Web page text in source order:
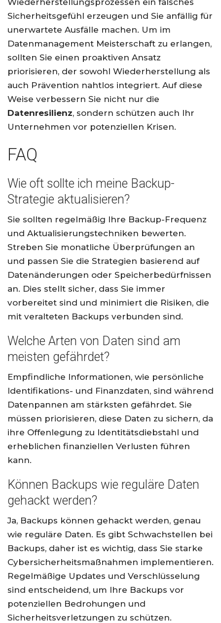
Wiederherstellungsprozessen ein falsches
Sicherheitsgefühl erzeugen und Sie anfällig für
unerwartete Ausfälle machen. Um im
Datenmanagement Meisterschaft zu erlangen,
sollten Sie einen proaktiven Ansatz
priorisieren, der sowohl Wiederherstellung als
auch Prävention nahtlos integriert. Auf diese
Weise verbessern Sie nicht nur die
Datenresilienz, sondern schützen auch Ihr
Unternehmen vor potenziellen Krisen.
FAQ
Wie oft sollte ich meine Backup-
Strategie aktualisieren?
Sie sollten regelmäßig Ihre Backup-Frequenz
und Aktualisierungstechniken bewerten.
Streben Sie monatliche Überprüfungen an
und passen Sie die Strategien basierend auf
Datenänderungen oder Speicherbedürfnissen
an. Dies stellt sicher, dass Sie immer
vorbereitet sind und minimiert die Risiken, die
mit veralteten Backups verbunden sind.
Welche Arten von Daten sind am
meisten gefährdet?
Empfindliche Informationen, wie persönliche
Identifikations- und Finanzdaten, sind während
Datenpannen am stärksten gefährdet. Sie
müssen priorisieren, diese Daten zu sichern, da
ihre Offenlegung zu Identitätsdiebstahl und
erheblichen finanziellen Verlusten führen
kann.
Können Backups wie reguläre Daten
gehackt werden?
Ja, Backups können gehackt werden, genau
wie reguläre Daten. Es gibt Schwachstellen bei
Backups, daher ist es wichtig, dass Sie starke
Cybersicherheitsmaßnahmen implementieren.
Regelmäßige Updates und Verschlüsselung
sind entscheidend, um Ihre Backups vor
potenziellen Bedrohungen und
Sicherheitsverletzungen zu schützen.